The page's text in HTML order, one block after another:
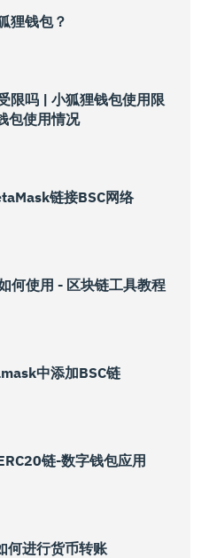
狸钱包？
限吗 | 小狐狸钱包使用限
包使用情况
链接BSC网络
何使用 - 区块链工具教程
中添加BSC链
链-数字钱包应用
何进行货币转账